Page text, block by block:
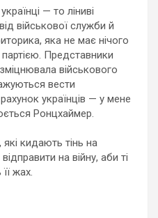
— то ліниві
військової служби й
яка не має нічого
Представники
військового
вести
українців — у мене
Ронцхаймер.
які кидають тінь на
на війну, аби ті
жах.